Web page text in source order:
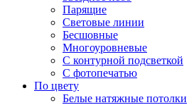
Парящие
Световые линии
Бесшовные
Многоуровневые
С контурной подсветкой
С фотопечатью
По цвету
Белые натяжные потолки